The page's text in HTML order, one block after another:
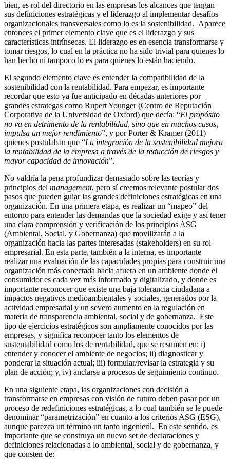
bien, es rol del directorio en las empresas los alcances que tengan
sus definiciones estratégicas y el liderazgo al implementar desafíos
organizacionales transversales como lo es la sostenibilidad. Aparece
entonces el primer elemento clave que es el liderazgo y sus
características intrínsecas. El liderazgo es en esencia transformarse y
tomar riesgos, lo cual en la práctica no ha sido trivial para quienes lo
han hecho ni tampoco lo es para quienes lo están haciendo.
El segundo elemento clave es entender la compatibilidad de la
sostenibilidad con la rentabilidad. Para empezar, es importante
recordar que esto ya fue anticipado en décadas anteriores por
grandes estrategas como Rupert Younger (Centro de Reputación
Corporativa de la Universidad de Oxford) que decía: “El propósito
no va en detrimento de la rentabilidad, sino que en muchos casos,
impulsa un mejor rendimiento”, y por Porter & Kramer (2011)
quienes postulaban que “La integración de la sostenibilidad mejora
la rentabilidad de la empresa a través de la reducción de riesgos y
mayor capacidad de innovación”.
No valdría la pena profundizar demasiado sobre las teorías y
principios del management, pero sí creemos relevante postular dos
pasos que pueden guiar las grandes definiciones estratégicas en una
organización. En una primera etapa, es realizar un “mapeo” del
entorno para entender las demandas que la sociedad exige y así tener
una clara comprensión y verificación de los principios ASG
(Ambiental, Social, y Gobernanza) que movilizarán a la
organización hacia las partes interesadas (stakeholders) en su rol
empresarial. En esta parte, también a la interna, es importante
realizar una evaluación de las capacidades propias para construir una
organización más conectada hacia afuera en un ambiente donde el
consumidor es cada vez más informado y digitalizado, y donde es
importante reconocer que existe una baja tolerancia ciudadana a
impactos negativos medioambientales y sociales, generados por la
actividad empresarial y un severo aumento en la regulación en
materia de transparencia ambiental, social y de gobernanza. Este
tipo de ejercicios estratégicos son ampliamente conocidos por las
empresas, y significa reconocer tanto los elementos de
sustentabilidad como los de rentabilidad, que se resumen en: i)
entender y conocer el ambiente de negocios; ii) diagnosticar y
ponderar la situación actual; iii) formular/revisar la estrategia y su
plan de acción; y, iv) anclarse a procesos de seguimiento continuo.
En una siguiente etapa, las organizaciones con decisión a
transformarse en empresas con visión de futuro deben pasar por un
proceso de redefiniciones estratégicas, a lo cual también se le puede
denominar “parametrización” en cuanto a los criterios ASG (ESG),
aunque parezca un término un tanto ingenieril. En este sentido, es
importante que se construya un nuevo set de declaraciones y
definiciones relacionadas a lo ambiental, social y de gobernanza, y
que consten de: